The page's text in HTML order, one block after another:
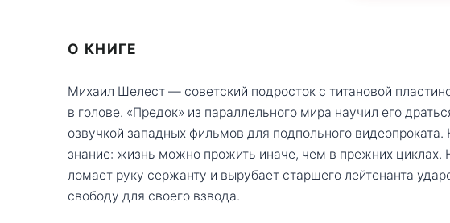
О КНИГЕ
Михаил Шелест — советский подросток с титановой
в голове. «Предок» из параллельного мира научил его
озвучкой западных фильмов для подпольного
знание: жизнь можно прожить иначе, чем в прежних циклах.
ломает руку сержанту и вырубает старшего лейтенанта
свободу для своего взвода.